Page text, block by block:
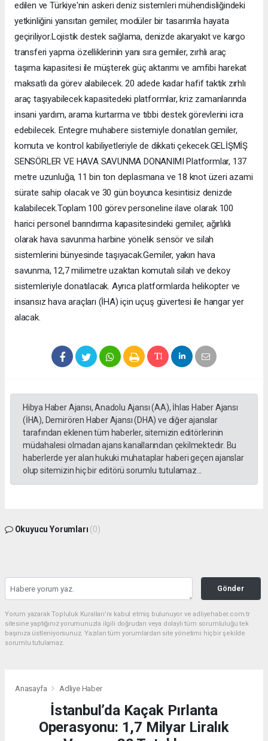
edilen ve Türkiye'nin askeri deniz sistemleri mühendisliğindeki
yetkinliğini yansıtan gemiler, modüler bir tasarımla hayata
geçiriliyor.Lojistik destek sağlama, denizde akaryakıt ve kargo
transferi yapma özelliklerinin yanı sıra gemiler, zırhlı araç
taşıma kapasitesi ile müşterek güç aktarımı ve amfibi harekat
maksatlı da görev alabilecek. 20 adede kadar hafif taktik zırhlı
araç taşıyabilecek kapasitedeki platformlar, kriz zamanlarında
insani yardım, arama kurtarma ve tıbbi destek görevlerini icra
edebilecek. Entegre muhabere sistemiyle donatılan gemiler,
komuta ve kontrol kabiliyetleriyle de dikkati çekecek.GELİŞMİŞ
SENSÖRLER VE HAVA SAVUNMA DONANIMI Platformlar, 137
metre uzunluğa, 11 bin ton deplasmana ve 18 knot üzeri azami
sürate sahip olacak ve 30 gün boyunca kesintisiz denizde
kalabilecek.Toplam 100 görev personeline ilave olarak 100
harici personel barındırma kapasitesindeki gemiler, ağırlıklı
olarak hava savunma harbine yönelik sensör ve silah
sistemlerini bünyesinde taşıyacak.Gemiler, yakın hava
savunma, 12,7 milimetre uzaktan komutalı silah ve dekoy
sistemleriyle donatılacak. Ayrıca platformlarda helikopter ve
insansız hava araçları (İHA) için uçuş güvertesi ile hangar yer
alacak.
Hibya Haber Ajansı, Anadolu Ajansı (AA), İhlas Haber Ajansı
(İHA), Demirören Haber Ajansı (DHA) ve diğer ajanslar
tarafından eklenen tüm haberler, sitemizin editörlerinin
müdahalesi olmadan ajans kanallarından çekilmektedir. Bu
haberlerde yer alan hukuki muhataplar haberi geçen ajanslar
olup sitemizin hiç bir editörü sorumlu tutulamaz...
Okuyucu Yorumları (0)
Gönder
Yorum yazarak Topluluk Kuralları’nı kabul etmiş bulunuyor ve adliyehaber.com.tr
sitesine yaptığınız yorumunuzla ilgili doğrudan veya dolaylı tüm sorumluluğu tek
başınıza üstleniyorsunuz. Yazılan tüm yorumlardan site yönetimi hiçbir şekilde
sorumlu tutulamaz.
Anasayfa Adliye Haber
İstanbul’da Kaçak Pırlanta
Operasyonu: 1,7 Milyar Liralık